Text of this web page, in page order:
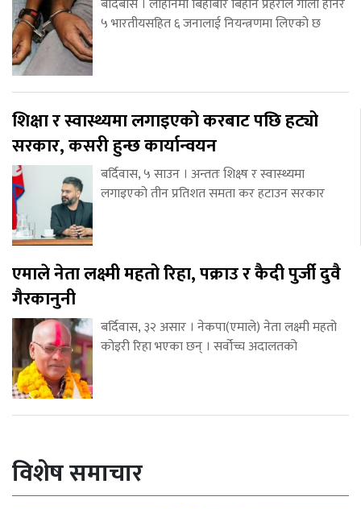
बर्दिबास । लाहानमा बिहीबार बिहान प्रहरीले गोली हानेर
५ भारतीयसहित ६ जनालाई नियन्त्रणमा लिएको छ
शिक्षा र स्वास्थ्यमा लगाइएको करबाट पछि हट्यो
सरकार, कसरी हुन्छ कार्यान्वयन
बर्दिवास, ५ साउन । अन्ततः शिक्ष्ष र स्वास्थ्यमा
लगाइएको तीन प्रतिशत समता कर हटाउन सरकार
एमाले नेता लक्ष्मी महतो रिहा, पक्राउ र कैदी पुर्जी दुवै
गैरकानुनी
बर्दिवास, ३२ असार । नेकपा(एमाले) नेता लक्ष्मी महतो
कोइरी रिहा भएका छन् । सर्वोच्च अदालतको
विशेष समाचार